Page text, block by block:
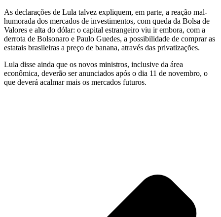
As declarações de Lula talvez expliquem, em parte, a reação mal-
humorada dos mercados de investimentos, com queda da Bolsa de
Valores e alta do dólar: o capital estrangeiro viu ir embora, com a
derrota de Bolsonaro e Paulo Guedes, a possibilidade de comprar as
estatais brasileiras a preço de banana, através das privatizações.
Lula disse ainda que os novos ministros, inclusive da área
econômica, deverão ser anunciados após o dia 11 de novembro, o
que deverá acalmar mais os mercados futuros.